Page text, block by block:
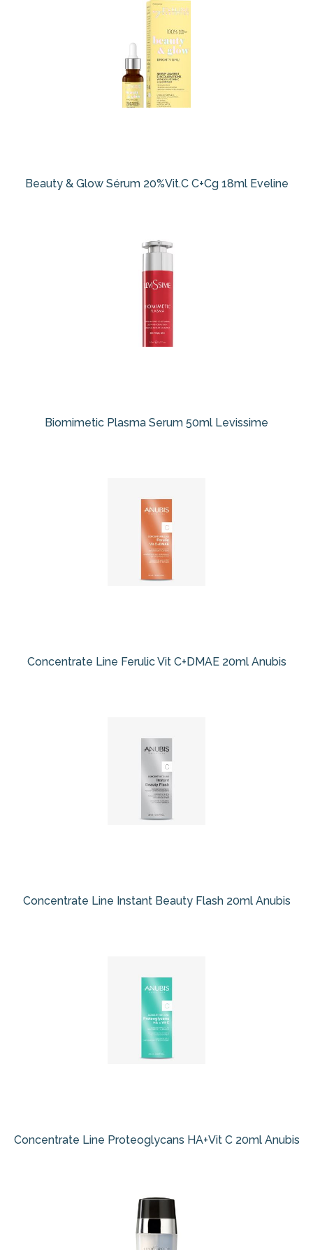
Beauty & Glow Sérum 20%Vit.C C+Cg 18ml Eveline
Biomimetic Plasma Serum 50ml Levissime
Concentrate Line Ferulic Vit C+DMAE 20ml Anubis
Concentrate Line Instant Beauty Flash 20ml Anubis
Concentrate Line Proteoglycans HA+Vit C 20ml Anubis